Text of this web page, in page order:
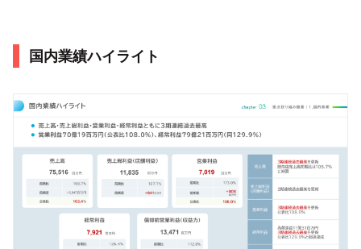
国内業績ハイライト